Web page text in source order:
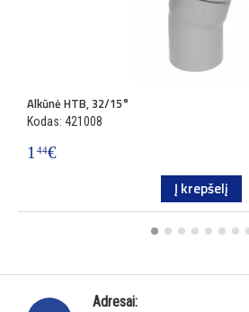
Alkūnė HTB, 32/15°
Kodas: 421008
144€
Į krepšelį
Adresai: